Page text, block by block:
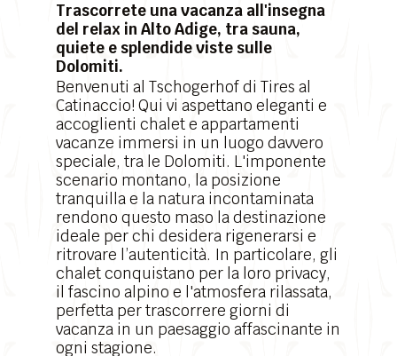
Trascorrete una vacanza all'insegna
del relax in Alto Adige, tra sauna,
quiete e splendide viste sulle
Dolomiti.
Benvenuti al Tschogerhof di Tires al
Catinaccio! Qui vi aspettano eleganti e
accoglienti chalet e appartamenti
vacanze immersi in un luogo davvero
speciale, tra le Dolomiti. L'imponente
scenario montano, la posizione
tranquilla e la natura incontaminata
rendono questo maso la destinazione
ideale per chi desidera rigenerarsi e
ritrovare l’autenticità. In particolare, gli
chalet conquistano per la loro privacy,
il fascino alpino e l'atmosfera rilassata,
perfetta per trascorrere giorni di
vacanza in un paesaggio affascinante in
ogni stagione.